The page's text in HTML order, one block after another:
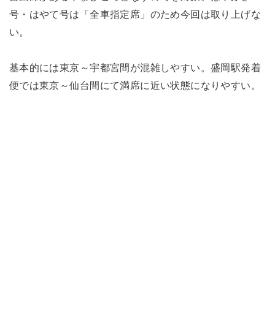
号・はやて号は「全車指定席」のため今回は取り上げな
い。
基本的には東京～宇都宮間が混雑しやすい。盛岡駅発着
便では東京～仙台間にて満席に近い状態になりやすい。